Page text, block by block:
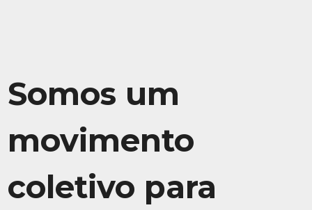
Somos um
movimento
coletivo para